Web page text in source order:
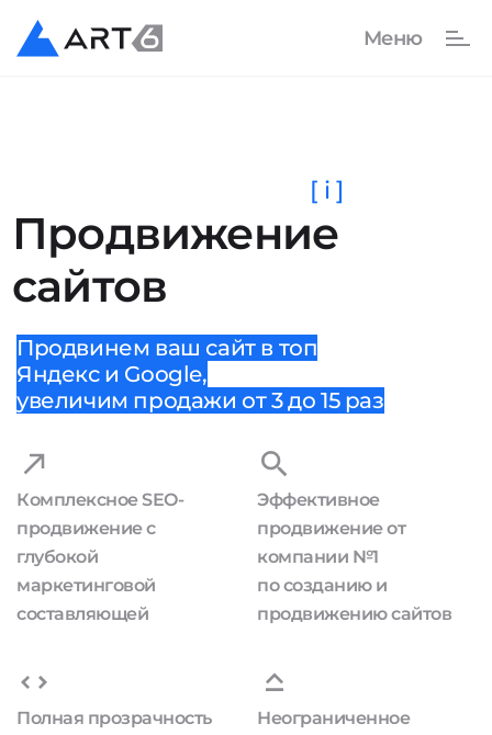
Продвижение
сайтов
[ i ]
Продвинем ваш сайт в топ
Яндекс и Google,
увеличим продажи от 3 до 15 раз
Комплексное SEO-
продвижение с
глубокой
маркетинговой
составляющей
Эффективное
продвижение от
компании №1
по созданию и
продвижению сайтов
Полная прозрачность
Неограниченное